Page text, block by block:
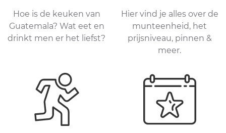
Hoe is de keuken van
Guatemala? Wat eet en
drinkt men er het liefst?
Hier vind je alles over de
munteenheid, het
prijsniveau, pinnen &
meer.